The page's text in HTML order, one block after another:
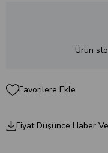
Ürün
Favorilere Ekle
Fiyat Düşünce Haber